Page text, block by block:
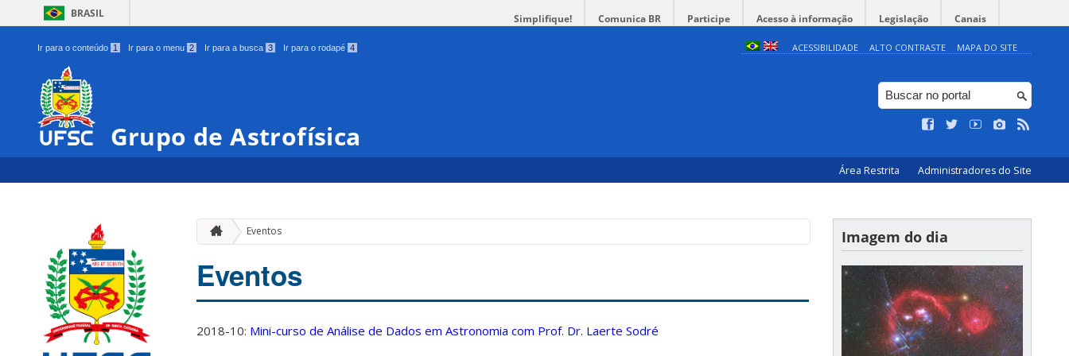
BRASIL Simplifique! Comunica BR Participe Acesso à informação Legislação Canais
Ir para o conteúdo 1 Ir para o menu 2 Ir para a busca 3 Ir para o rodapé 4 ACESSIBILIDADE ALTO CONTRASTE MAPA DO SITE
Grupo de Astrofísica
Área Restrita Administradores do Site
Eventos
Eventos
2018-10: Mini-curso de Análise de Dados em Astronomia com Prof. Dr. Laerte Sodré
Imagem do dia